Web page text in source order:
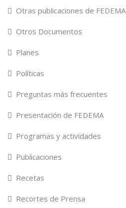
Otras publicaciones de FEDEMA
Otros Documentos
Planes
Políticas
Preguntas más frecuentes
Presentación de FEDEMA
Programas y actividades
Publicaciones
Recetas
Recortes de Prensa